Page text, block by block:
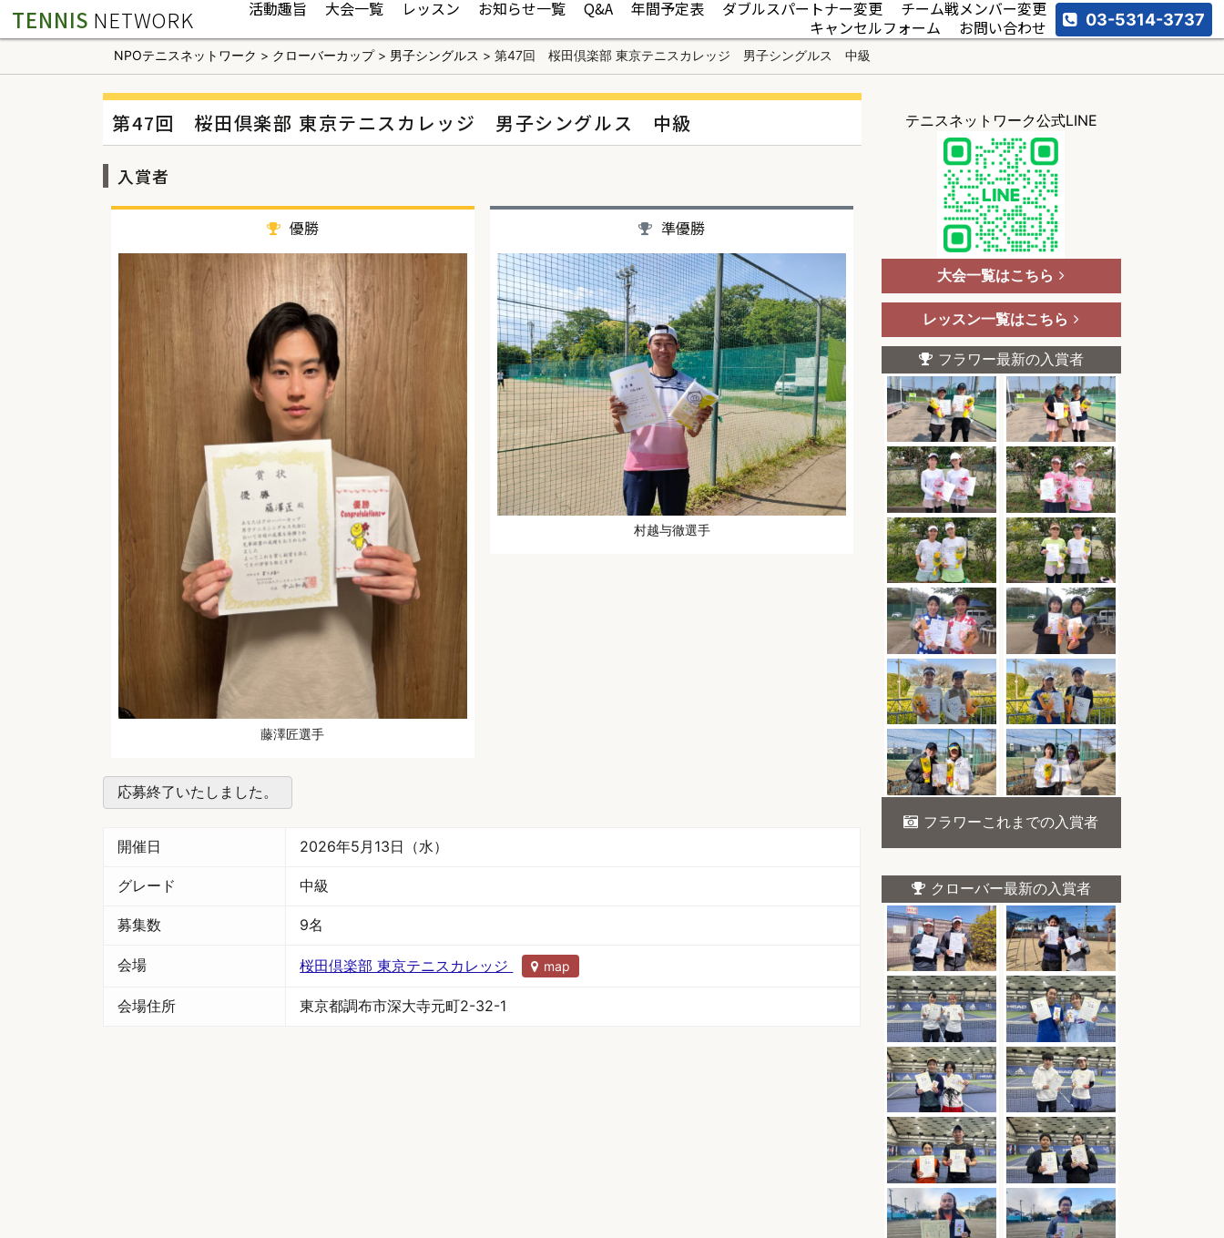
TENNIS NETWORK 活動趣旨 大会一覧 レッスン お知らせ一覧 Q&A 年間予定表 ダブルスパートナー変更
チーム戦メンバー変更
キャンセルフォーム
お問い合わせ 03-5314-3737
NPOテニスネットワーク > クローバーカップ> 男子シングルス > 第47回 桜田倶楽部 東京テニスカレッジ 男子シングルス 中級
第47回 桜田倶楽部 東京テニスカレッジ 男子シングルス 中級
入賞者
優勝
藤澤匠選手
準優勝
村越与徹選手
応募終了いたしました。
開催日 2026年5月13日（水）
グレード 中級
募集数 9名
会場 桜田倶楽部 東京テニスカレッジ map
会場住所 東京都調布市深大寺元町2-32-1
テニスネットワーク公式LINE
大会一覧はこちら
レッスン一覧はこちら
フラワー最新の入賞者
フラワーこれまでの入賞者
クローバー最新の入賞者